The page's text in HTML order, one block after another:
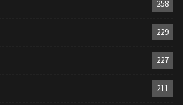
258
229
227
211